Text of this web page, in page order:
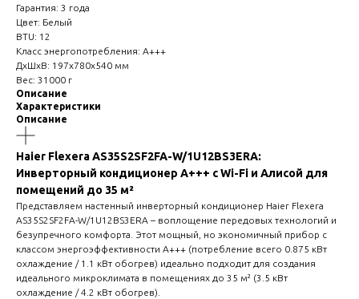
Гарантия: 3 года
Цвет: Белый
BTU: 12
Класс энергопотребления: A+++
ДxШxВ: 197x780x540 мм
Вес: 31000 г
Описание
Характеристики
Описание
Haier Flexera AS35S2SF2FA-W/1U12BS3ERA:
Инверторный кондиционер A+++ с Wi-Fi и Алисой для
помещений до 35 м²
Представляем настенный инверторный кондиционер Haier Flexera
AS35S2SF2FA-W/1U12BS3ERA – воплощение передовых технологий и
безупречного комфорта. Этот мощный, но экономичный прибор с
классом энергоэффективности A+++ (потребление всего 0.875 кВт
охлаждение / 1.1 кВт обогрев) идеально подходит для создания
идеального микроклимата в помещениях до 35 м² (3.5 кВт
охлаждение / 4.2 кВт обогрев).